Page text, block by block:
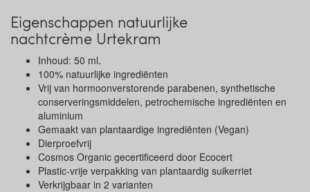
Eigenschappen natuurlijke
nachtcrème Urtekram
Inhoud: 50 ml.
100% natuurlijke ingrediënten
Vrij van hormoonverstorende parabenen, synthetische
conserveringsmiddelen, petrochemische ingrediënten en
aluminium
Gemaakt van plantaardige ingrediënten (Vegan)
Dierproefvrij
Cosmos Organic gecertificeerd door Ecocert
Plastic-vrije verpakking van plantaardig suikerriet
Verkrijgbaar in 2 varianten